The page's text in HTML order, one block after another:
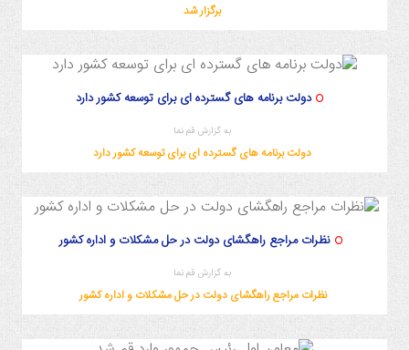
برگزار شد
دولت برنامه های گسترده ای برای توسعه کشور دارد
به گزارش قم نما
دولت برنامه های گسترده ای برای توسعه کشور دارد
نظرات مراجع راهگشای دولت در حل مشکلات و اداره کشور
به گزارش قم نما
نظرات مراجع راهگشای دولت در حل مشکلات و اداره کشور